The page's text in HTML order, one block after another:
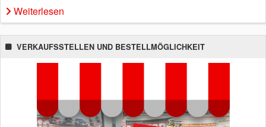
Weiterlesen
VERKAUFSSTELLEN UND BESTELLMÖGLICHKEIT